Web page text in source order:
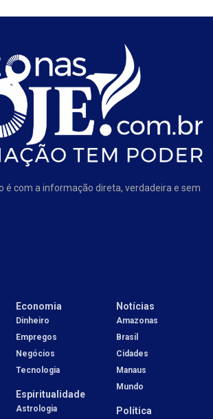
é com a informação direta, verdadeira e sem
Economia
Dinheiro
Empregos
Negócios
Tecnologia
Espiritualidade
Astrologia
Notícias
Amazonas
Brasil
Cidades
Manaus
Mundo
Política